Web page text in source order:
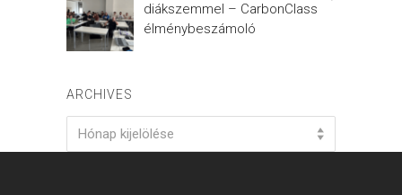
diákszemmel – CarbonClass
élménybeszámoló
ARCHIVES
Hónap kijelölése